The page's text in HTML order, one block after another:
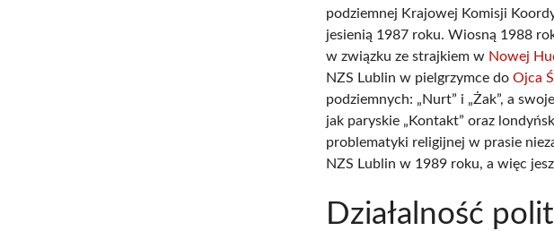
podziemnej Krajowej Komisji
jesienią 1987 roku. Wiosną 1988
w związku ze strajkiem w Nowej
NZS Lublin w pielgrzymce doOjca
podziemnych: „Nurt” i „Żak”, a
jak paryskie „Kontakt” oraz
problematyki religijnej w prasie
NZS Lublin w 1989 roku, a więc
Działalność